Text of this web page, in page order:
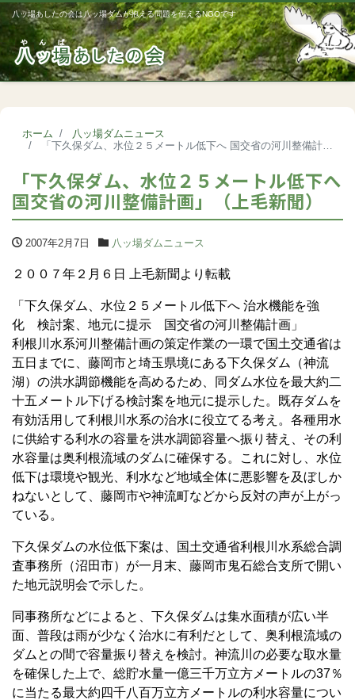
八ッ場あしたの会は八ッ場ダムが抱える問題を伝えるNGOです
ホーム
八ッ場ダムニュース
「下久保ダム、水位２５メートル低下へ 国交省の河川整備計画」（上毛新聞）
「下久保ダム、水位２５メートル低下へ
国交省の河川整備計画」（上毛新聞）
2007年2月7日 八ッ場ダムニュース
２００７年２月６日 上毛新聞より転載
「下久保ダム、水位２５メートル低下へ 治水機能を強
化 検討案、地元に提示 国交省の河川整備計画」
利根川水系河川整備計画の策定作業の一環で国土交通省は
五日までに、藤岡市と埼玉県境にある下久保ダム（神流
湖）の洪水調節機能を高めるため、同ダム水位を最大約二
十五メートル下げる検討案を地元に提示した。既存ダムを
有効活用して利根川水系の治水に役立てる考え。各種用水
に供給する利水の容量を洪水調節容量へ振り替え、その利
水容量は奥利根流域のダムに確保する。これに対し、水位
低下は環境や観光、利水など地域全体に悪影響を及ぼしか
ねないとして、藤岡市や神流町などから反対の声が上がっ
ている。
下久保ダムの水位低下案は、国土交通省利根川水系総合調
査事務所（沼田市）が一月末、藤岡市鬼石総合支所で開い
た地元説明会で示した。
同事務所などによると、下久保ダムは集水面積が広い半
面、普段は雨が少なく治水に有利だとして、奥利根流域の
ダムとの間で容量振り替えを検討。神流川の必要な取水量
を確保した上で、総貯水量一億三千万立方メートルの37％
に当たる最大約四千八百万立方メートルの利水容量につい